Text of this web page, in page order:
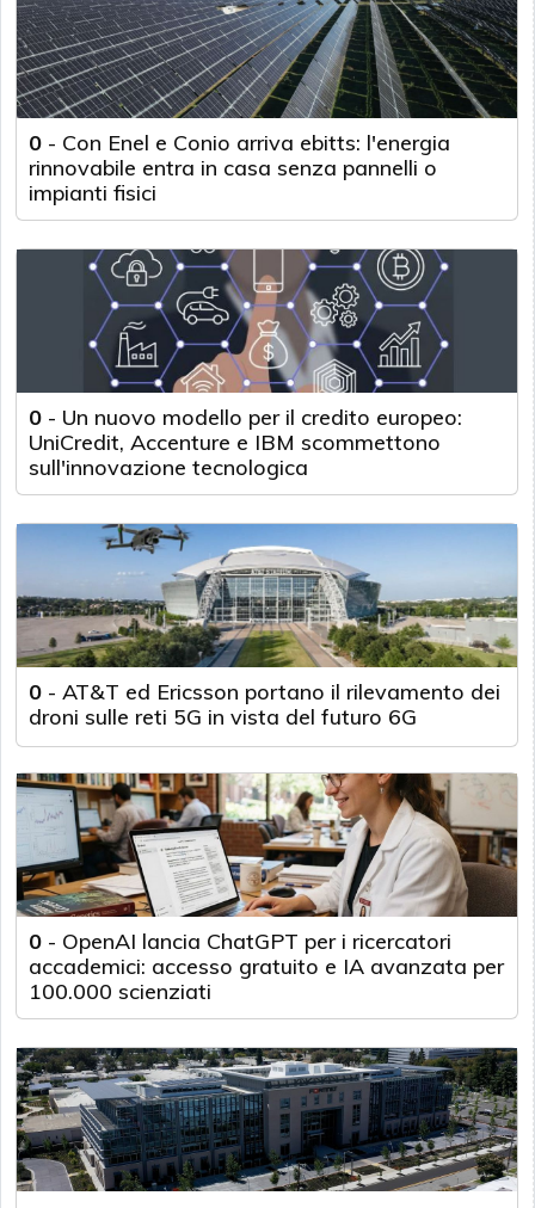
0 - Con Enel e Conio arriva ebitts: l'energia
rinnovabile entra in casa senza pannelli o
impianti fisici
0 - Un nuovo modello per il credito europeo:
UniCredit, Accenture e IBM scommettono
sull'innovazione tecnologica
0 - AT&T ed Ericsson portano il rilevamento dei
droni sulle reti 5G in vista del futuro 6G
0 - OpenAI lancia ChatGPT per i ricercatori
accademici: accesso gratuito e IA avanzata per
100.000 scienziati